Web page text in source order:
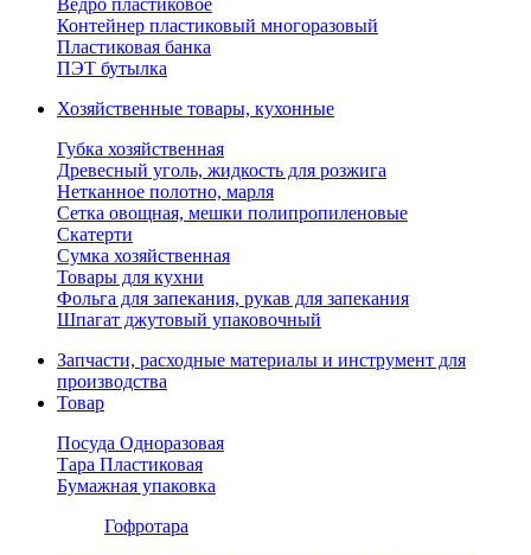
Ведро пластиковое
Контейнер пластиковый многоразовый
Пластиковая банка
ПЭТ бутылка
Хозяйственные товары, кухонные
Губка хозяйственная
Древесный уголь, жидкость для розжига
Нетканное полотно, марля
Сетка овощная, мешки полипропиленовые
Скатерти
Сумка хозяйственная
Товары для кухни
Фольга для запекания, рукав для запекания
Шпагат джутовый упаковочный
Запчасти, расходные материалы и инструмент для
производства
Товар
Посуда Одноразовая
Тара Пластиковая
Бумажная упаковка
Гофротара